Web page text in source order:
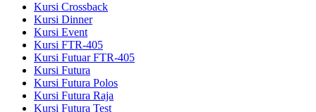
Kursi Crossback
Kursi Dinner
Kursi Event
Kursi FTR-405
Kursi Futuar FTR-405
Kursi Futura
Kursi Futura Polos
Kursi Futura Raja
Kursi Futura Test